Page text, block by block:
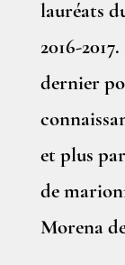
lauréats
2016-
dernier
et plus
de
Morena